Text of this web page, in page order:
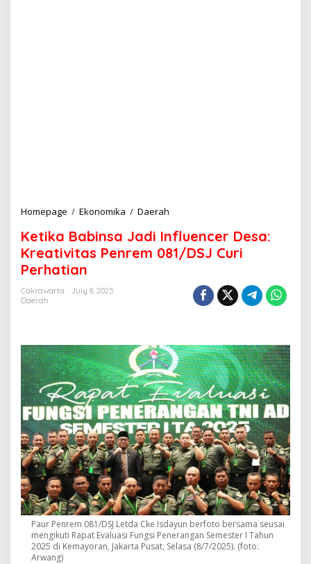
Homepage / Ekonomika / Daerah
t
i
k
s
a
J
a
d
i
I
n
f
l
u
e
n
c
e
r
D
Ketika Babinsa Jadi Influencer Desa:
Kreativitas Penrem 081/DSJ Curi
Perhatian
Cakrawarta
July 8, 2025
Daerah
Paur Penrem 081/DSJ Letda Cke Isdayun berfoto bersama seusai
mengikuti Rapat Evaluasi Fungsi Penerangan Semester I Tahun
2025 di Kemayoran, Jakarta Pusat, Selasa (8/7/2025). (foto:
Arwang)